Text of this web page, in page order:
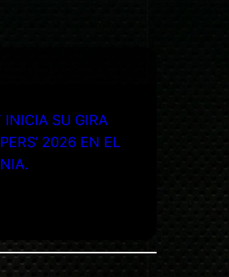
INICIA SU GIRA
2026 EN EL